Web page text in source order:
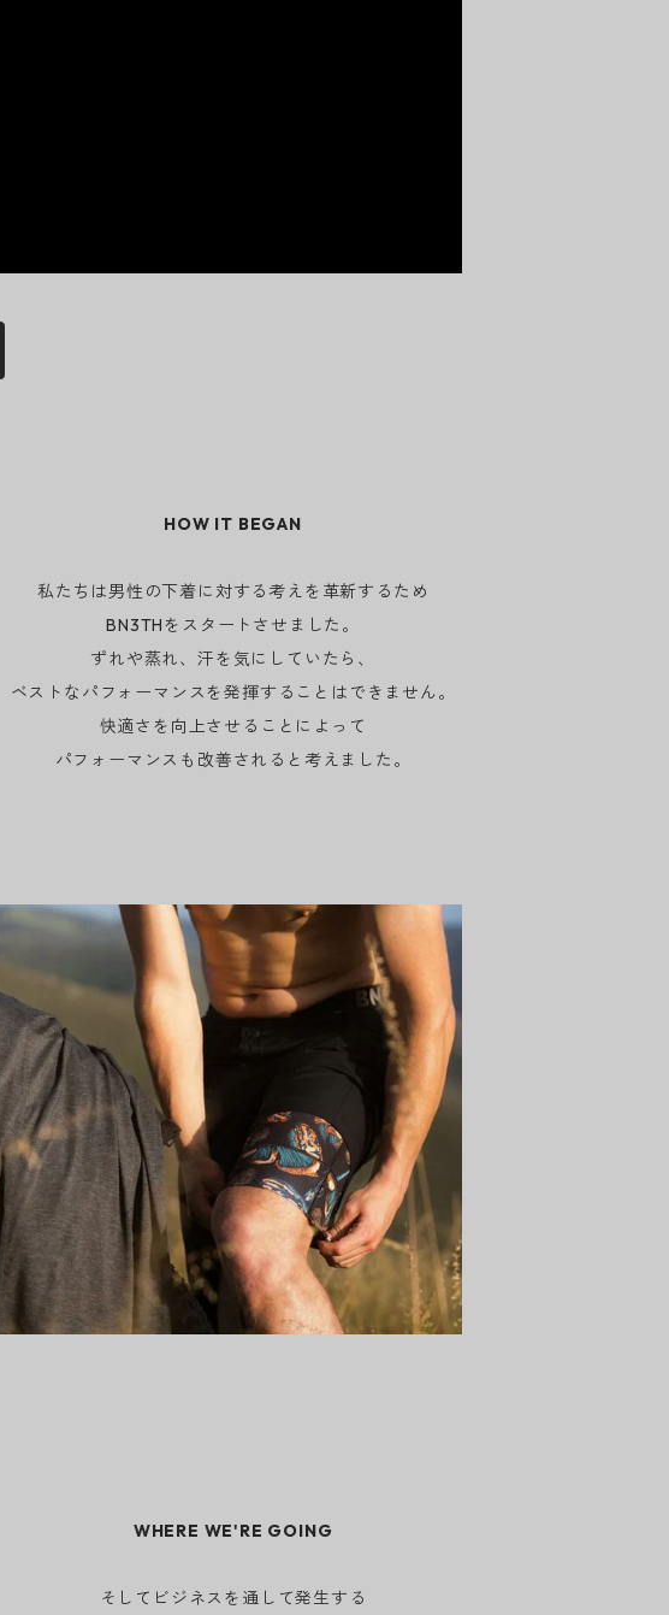
HOW IT BEGAN
私たちは男性の下着に対する考えを革新するため
BN3THをスタートさせました。
ずれや蒸れ、汗を気にしていたら、
ベストなパフォーマンスを発揮することはできません。
快適さを向上させることによって
パフォーマンスも改善されると考えました。
WHERE WE'RE GOING
そしてビジネスを通して発生する